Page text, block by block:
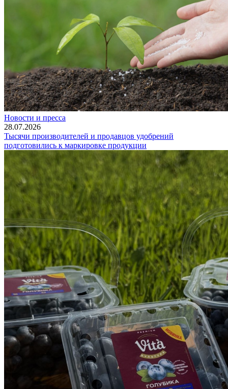
Новости и пресса
28.07.2026
Тысячи производителей и продавцов удобрений
подготовились к маркировке продукции